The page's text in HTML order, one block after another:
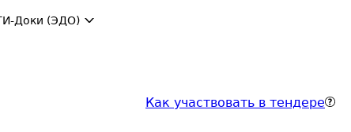
Доки (ЭДО)
Как участвовать в тендере